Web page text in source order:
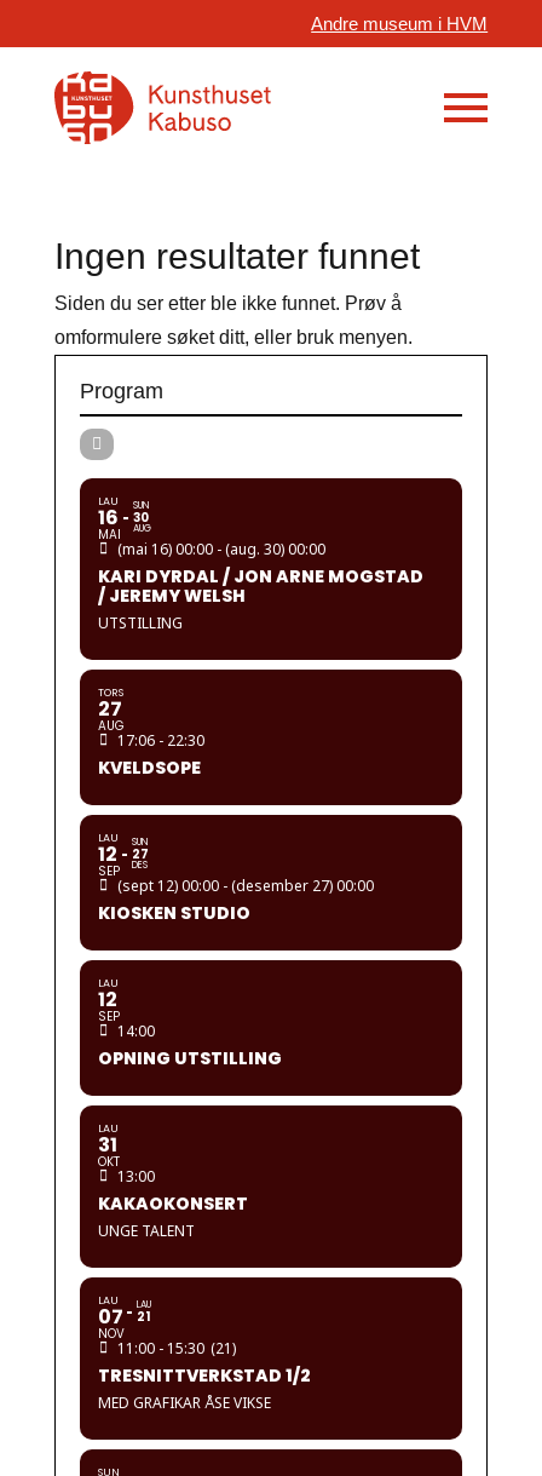
Andre museum i HVM
Ingen resultater funnet
Siden du ser etter ble ikke funnet. Prøv å
omformulere søket ditt, eller bruk menyen.
Program
LAU
16
MAI
SUN
30
AUG
(mai 16) 00:00 - (aug. 30) 00:00
KARI DYRDAL / JON ARNE MOGSTAD
/ JEREMY WELSH
UTSTILLING
TORS
27
AUG
17:06 - 22:30
KVELDSOPE
LAU
12
SEP
SUN
27
DES
(sept 12) 00:00 - (desember 27) 00:00
KIOSKEN STUDIO
LAU
12
SEP
14:00
OPNING UTSTILLING
LAU
31
OKT
13:00
KAKAOKONSERT
UNGE TALENT
LAU
07
NOV
LAU
21
11:00 - 15:30 (21)
TRESNITTVERKSTAD 1/2
MED GRAFIKAR ÅSE VIKSE
SUN